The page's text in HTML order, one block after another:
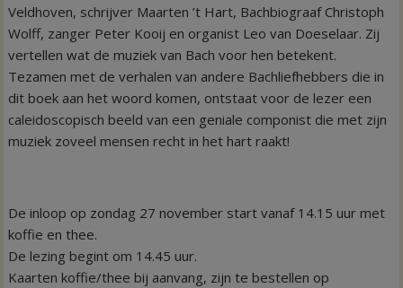
Veldhoven, schrijver Maarten ’t Hart, Bachbiograaf Christoph
Wolff, zanger Peter Kooij en organist Leo van Doeselaar. Zij
vertellen wat de muziek van Bach voor hen betekent.
Tezamen met de verhalen van andere Bachliefhebbers die in
dit boek aan het woord komen, ontstaat voor de lezer een
caleidoscopisch beeld van een geniale componist die met zijn
muziek zoveel mensen recht in het hart raakt!
De inloop op zondag 27 november start vanaf 14.15 uur met
koffie en thee.
De lezing begint om 14.45 uur.
Kaarten koffie/thee bij aanvang, zijn te bestellen op